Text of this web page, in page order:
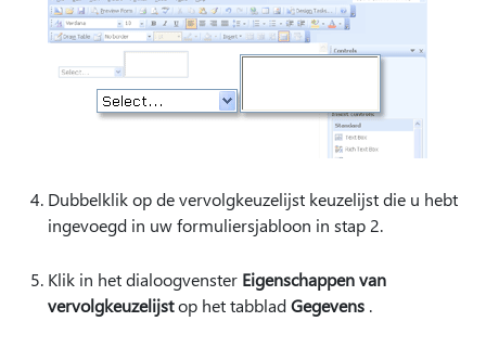
Dubbelklik op de vervolgkeuzelijst keuzelijst die u hebt
ingevoegd in uw formuliersjabloon in stap 2.
Klik in het dialoogvenster Eigenschappen van
vervolgkeuzelijstop het tabbladGegevens .